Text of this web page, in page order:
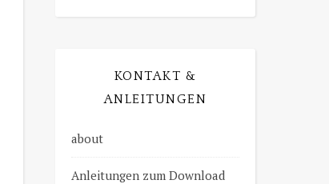
KONTAKT &
ANLEITUNGEN
about
Anleitungen zum Download